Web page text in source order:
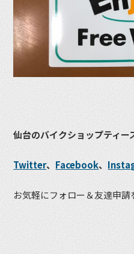
仙台のバイクショップティー
Twitter、 Facebook、
お気軽にフォロー＆友達申